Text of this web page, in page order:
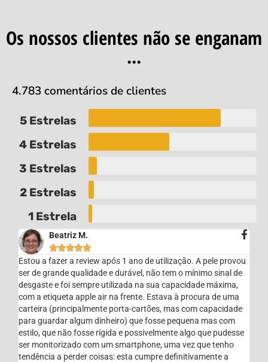
Os nossos clientes não se enganam
...
4.783 comentários de clientes
5 Estrelas
4 Estrelas
3 Estrelas
2 Estrelas
1 Estrela
Beatriz M.

Estou a fazer a review após 1 ano de utilização. A pele provou
ser de grande qualidade e durável, não tem o mínimo sinal de
desgaste e foi sempre utilizada na sua capacidade máxima,
com a etiqueta apple air na frente. Estava à procura de uma
carteira (principalmente porta-cartões, mas com capacidade
para guardar algum dinheiro) que fosse pequena mas com
estilo, que não fosse rígida e possivelmente algo que pudesse
ser monitorizado com um smartphone, uma vez que tenho
tendência a perder coisas: esta cumpre definitivamente a